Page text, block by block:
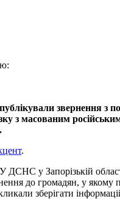
звернення з
з масованим
.
ДСНС у Запорізькій
до громадян, у якому
зберігати